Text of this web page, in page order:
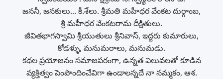
జననీ, జనకులు... కీ.శేలు. శ్రీమతి మహీధర వేంకట దుర్గాంబ,
శ్రీ మహీధర వేంకటరామ దీక్షితులు.
జీవితభాగస్వామి శ్రీయుతులు శ్రీనివాస్, ఇద్దరు కుమారులు,
కోడళ్ళు, మనుమరాలు, మనుమడు.
కథల ప్రయోజనం సమాజపరంగా, ఉన్నత విలువలతో కూడిన
వ్యక్తిత్వం పెంపొందించేవిగా ఉండాలన్నదే నా నమ్మకం, ఆశ.